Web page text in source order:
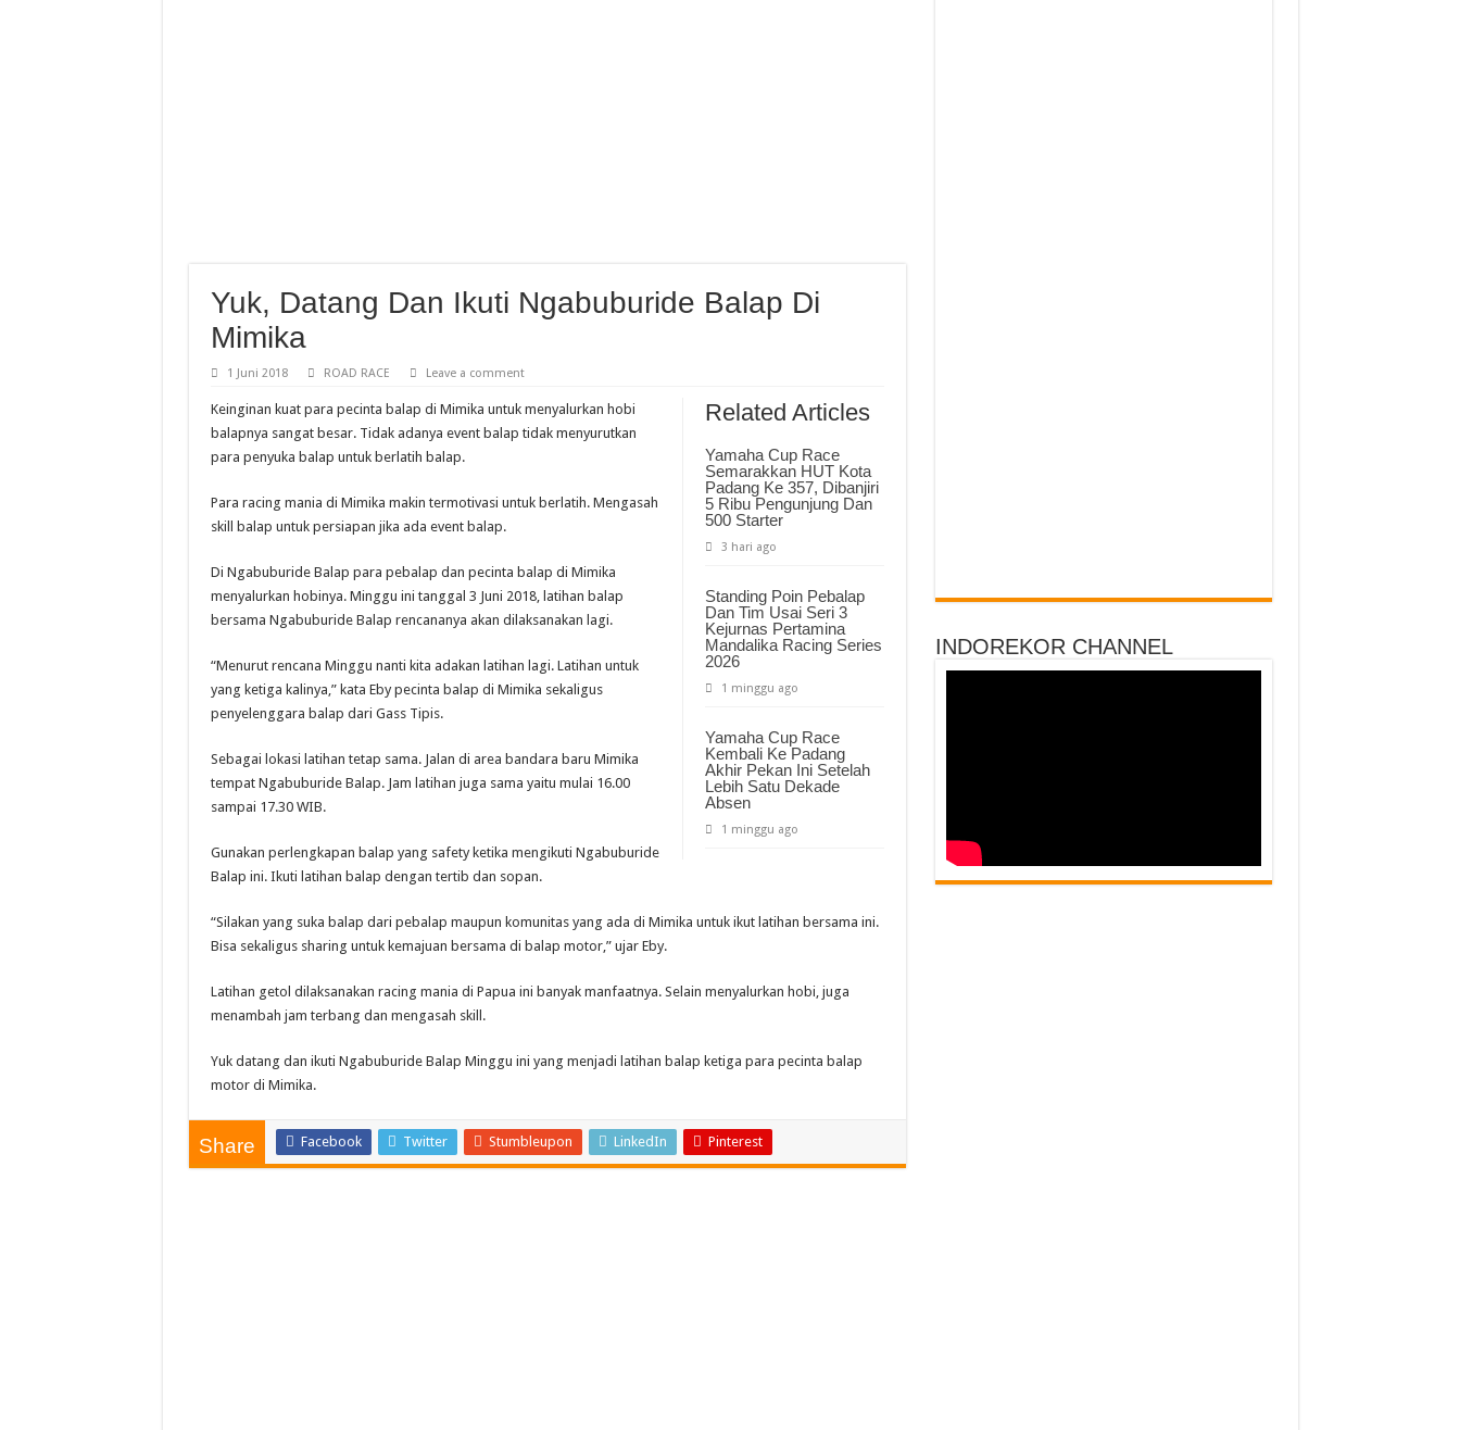
Yuk, Datang Dan Ikuti Ngabuburide Balap Di
Mimika
1 Juni 2018 ROAD RACE Leave a comment
Related Articles
Yamaha Cup Race
Semarakkan HUT Kota
Padang Ke 357, Dibanjiri
5 Ribu Pengunjung Dan
500 Starter
3 hari ago
Standing Poin Pebalap
Dan Tim Usai Seri 3
Kejurnas Pertamina
Mandalika Racing Series
2026
1 minggu ago
Yamaha Cup Race
Kembali Ke Padang
Akhir Pekan Ini Setelah
Lebih Satu Dekade
Absen
1 minggu ago
Keinginan kuat para pecinta balap di Mimika untuk menyalurkan hobi
balapnya sangat besar. Tidak adanya event balap tidak menyurutkan
para penyuka balap untuk berlatih balap.
Para racing mania di Mimika makin termotivasi untuk berlatih. Mengasah
skill balap untuk persiapan jika ada event balap.
Di Ngabuburide Balap para pebalap dan pecinta balap di Mimika
menyalurkan hobinya. Minggu ini tanggal 3 Juni 2018, latihan balap
bersama Ngabuburide Balap rencananya akan dilaksanakan lagi.
“Menurut rencana Minggu nanti kita adakan latihan lagi. Latihan untuk
yang ketiga kalinya,” kata Eby pecinta balap di Mimika sekaligus
penyelenggara balap dari Gass Tipis.
Sebagai lokasi latihan tetap sama. Jalan di area bandara baru Mimika
tempat Ngabuburide Balap. Jam latihan juga sama yaitu mulai 16.00
sampai 17.30 WIB.
Gunakan perlengkapan balap yang safety ketika mengikuti Ngabuburide
Balap ini. Ikuti latihan balap dengan tertib dan sopan.
“Silakan yang suka balap dari pebalap maupun komunitas yang ada di Mimika untuk ikut latihan bersama ini.
Bisa sekaligus sharing untuk kemajuan bersama di balap motor,” ujar Eby.
Latihan getol dilaksanakan racing mania di Papua ini banyak manfaatnya. Selain menyalurkan hobi, juga
menambah jam terbang dan mengasah skill.
Yuk datang dan ikuti Ngabuburide Balap Minggu ini yang menjadi latihan balap ketiga para pecinta balap
motor di Mimika.
Share Facebook Twitter Stumbleupon LinkedIn Pinterest
INDOREKOR CHANNEL